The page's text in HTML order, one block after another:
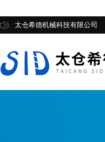
太仓希德机械科技有限公司